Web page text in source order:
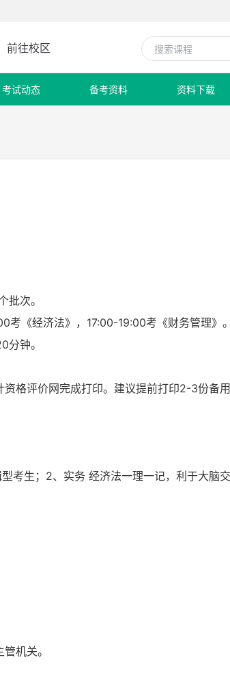
前往校区
考试动态 备考资料 资料下载
次。
《经济法》，17:00-19:00考《财务管理》。
钟。
格评价网完成打印。建议提前打印2-3份备
考生；2、实务 经济法一理一记，利于大脑
机关。